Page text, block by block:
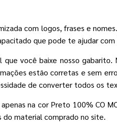
com logos, frases e
que pode te ajudar com
que você baixe nosso
estão corretas e sem
de converter todos os
na cor Preto 100% CO
do material comprado no site.